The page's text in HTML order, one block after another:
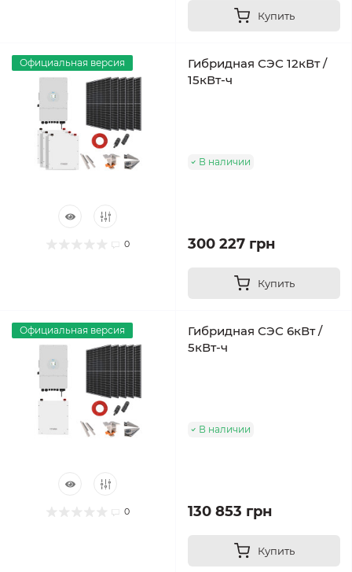
Купить
Официальная версия
0
Гибридная СЭС 12кВт /
15кВт-ч
В наличии
300 227 грн
Купить
Официальная версия
0
Гибридная СЭС 6кВт /
5кВт-ч
В наличии
130 853 грн
Купить